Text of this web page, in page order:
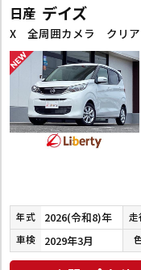
日産 デイズ
年式 2026(令和8)年 走
車検 2029年3月